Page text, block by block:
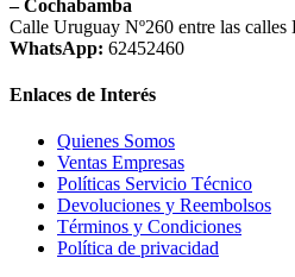
– Cochabamba
Calle Uruguay Nº260 entre las
WhatsApp: 62452460
Enlaces de Interés
Quienes Somos
Ventas Empresas
Políticas Servicio Técnico
Devoluciones y Reembolsos
Términos y Condiciones
Política de privacidad